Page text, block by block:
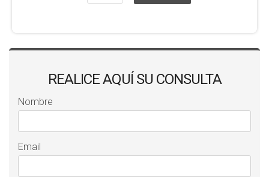
REALICE AQUÍ SU CONSULTA
Nombre
Email